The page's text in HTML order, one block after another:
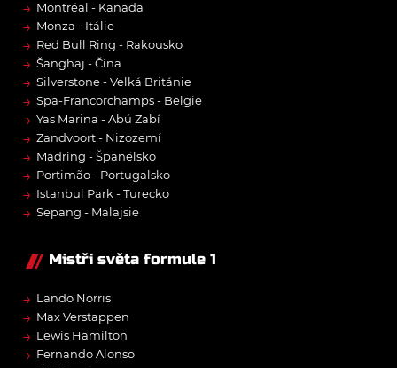
→ Montréal - Kanada
→ Monza - Itálie
→ Red Bull Ring - Rakousko
→ Šanghaj - Čína
→ Silverstone - Velká Británie
→ Spa-Francorchamps - Belgie
→ Yas Marina - Abú Zabí
→ Zandvoort - Nizozemí
→ Madring - Španělsko
→ Portimão - Portugalsko
→ Istanbul Park - Turecko
→ Sepang - Malajsie
Mistři světa formule 1
→ Lando Norris
→ Max Verstappen
→ Lewis Hamilton
→ Fernando Alonso